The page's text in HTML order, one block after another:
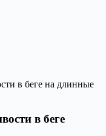
в беге на длинные
в беге